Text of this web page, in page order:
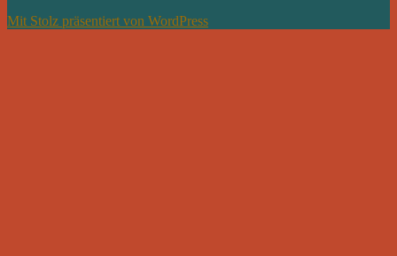
Mit Stolz präsentiert von WordPress